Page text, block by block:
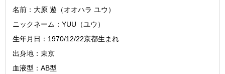
名前：大原 遊（オオハラ ユウ）
ニックネーム：YUU（ユウ）
生年月日：1970/12/22京都生まれ
出身地：東京
血液型：AB型